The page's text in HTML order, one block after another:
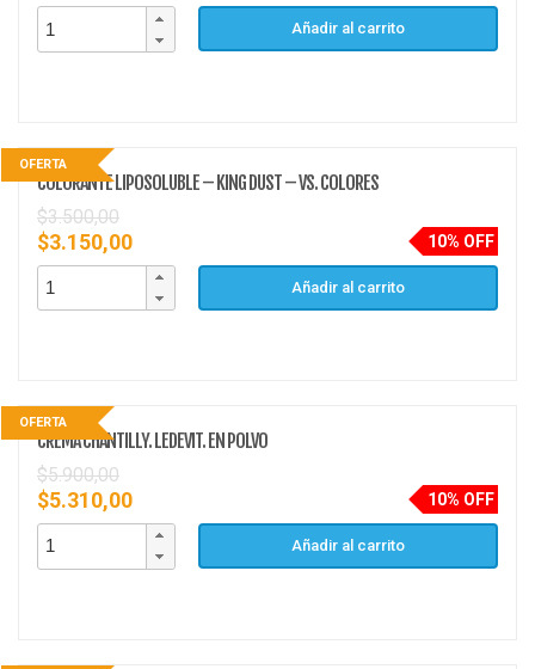
Añadir al carrito
OFERTA
COLORANTE LIPOSOLUBLE – KING DUST – VS. COLORES
10% OFF
$3.500,00
$3.150,00
Añadir al carrito
OFERTA
CREMA CHANTILLY. LEDEVIT. EN POLVO
10% OFF
$5.900,00
$5.310,00
Añadir al carrito